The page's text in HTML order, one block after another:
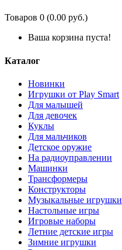
Товаров 0 (0.00 руб.)
Ваша корзина пуста!
Каталог
Новинки
Игрушки от Play Smart
Для малышей
Для девочек
Куклы
Для мальчиков
Детское оружие
На радиоуправлении
Машинки
Трансформеры
Конструкторы
Музыкальные игрушки
Настольные игры
Игровые наборы
Летние детские игры
Зимние игрушки